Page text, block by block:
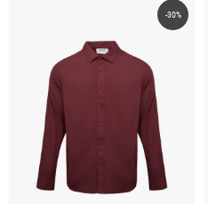
-30%